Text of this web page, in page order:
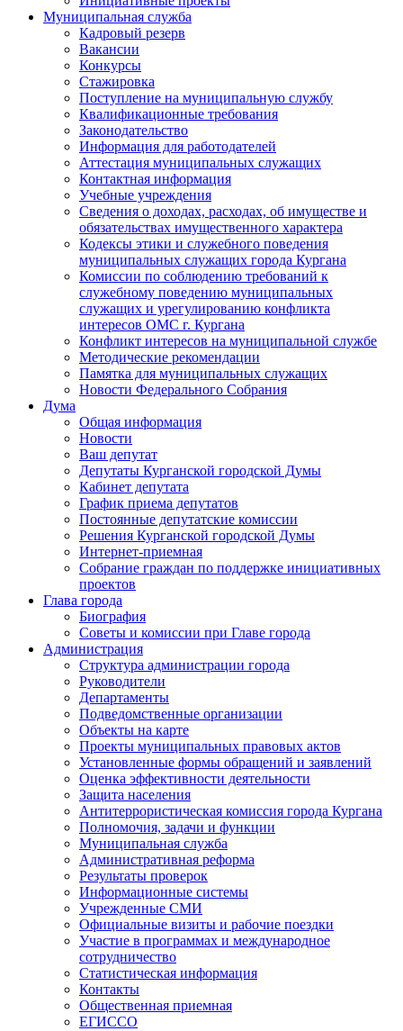
Муниципальная служба
Кадровый резерв
Вакансии
Конкурсы
Стажировка
Поступление на муниципальную службу
Квалификационные требования
Законодательство
Информация для работодателей
Аттестация муниципальных служащих
Контактная информация
Учебные учреждения
Сведения о доходах, расходах, об имуществе и
обязательствах имущественного характера
Кодексы этики и служебного поведения
муниципальных служащих города Кургана
Комиссии по соблюдению требований к
служебному поведению муниципальных
служащих и урегулированию конфликта
интересов ОМС г. Кургана
Конфликт интересов на муниципальной службе
Методические рекомендации
Памятка для муниципальных служащих
Новости Федерального Cобрания
Дума
Общая информация
Новости
Ваш депутат
Депутаты Курганской городской Думы
Кабинет депутата
График приема депутатов
Постоянные депутатские комиссии
Решения Курганской городской Думы
Интернет-приемная
Собрание граждан по поддержке инициативных
проектов
Глава города
Биография
Советы и комиссии при Главе города
Администрация
Структура администрации города
Руководители
Департаменты
Подведомственные организации
Объекты на карте
Проекты муниципальных правовых актов
Установленные формы обращений и заявлений
Оценка эффективности деятельности
Защита населения
Антитеррористическая комиссия города Кургана
Полномочия, задачи и функции
Муниципальная служба
Административная реформа
Результаты проверок
Информационные системы
Учрежденные СМИ
Официальные визиты и рабочие поездки
Участие в программах и международное
сотрудничество
Статистическая информация
Контакты
Общественная приемная
ЕГИССО